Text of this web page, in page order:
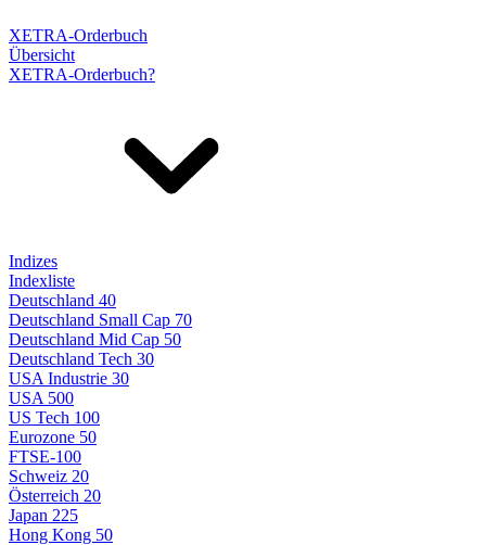
XETRA-Orderbuch
Übersicht
XETRA-Orderbuch?
Indizes
Indexliste
Deutschland 40
Deutschland Small Cap 70
Deutschland Mid Cap 50
Deutschland Tech 30
USA Industrie 30
USA 500
US Tech 100
Eurozone 50
FTSE-100
Schweiz 20
Österreich 20
Japan 225
Hong Kong 50